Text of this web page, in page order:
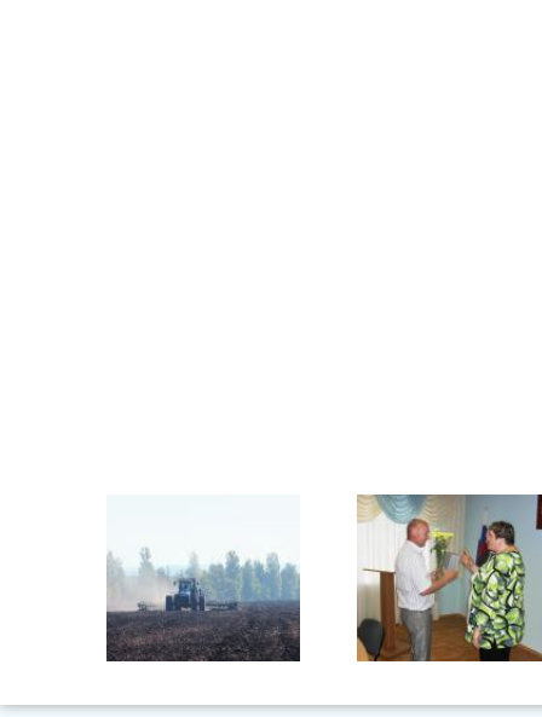
Сев озимых культур ООО
Награждение